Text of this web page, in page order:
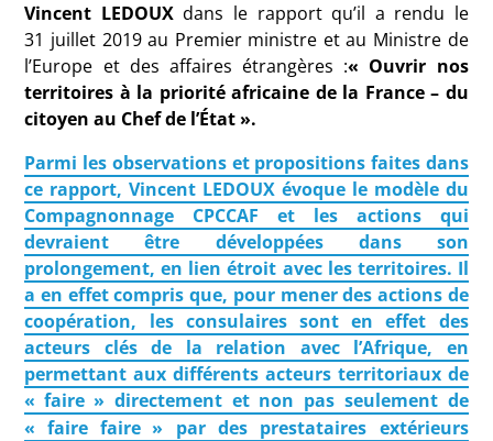
Vincent LEDOUX dans le rapport qu’il a rendu le
31 juillet 2019 au Premier ministre et au Ministre de
l’Europe et des affaires étrangères :« Ouvrir nos
territoires à la priorité africaine de la France – du
citoyen au Chef de l’État ».
Parmi les observations et propositions faites dans
ce rapport, Vincent LEDOUX évoque le modèle du
Compagnonnage
CPCCAF
et les actions qui
devraient être développées dans son
prolongement, en lien étroit avec les territoires. Il
a en effet compris que, pour mener des actions de
coopération, les consulaires sont en effet des
acteurs clés de la relation avec l’Afrique, en
permettant aux différents acteurs territoriaux de
« faire » directement et non pas seulement de
« faire faire » par des prestataires extérieurs